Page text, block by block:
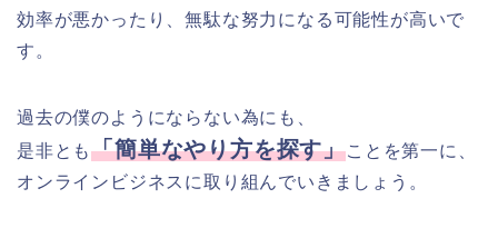
効率が悪かったり、無駄な努力になる可能性が高いで
す。
過去の僕のようにならない為にも、
是非とも「簡単なやり方を探す」ことを第一に、
オンラインビジネスに取り組んでいきましょう。